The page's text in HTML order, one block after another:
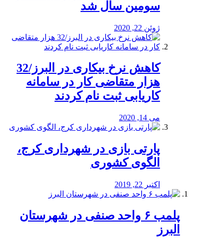
سومین سال شد
ژوئن 22, 2020
کاهش نرخ بیکاری در البرز/32
هزار متقاضی کار در سامانه
کاریابی ثبت نام کردند
می 14, 2020
پارتی بازی در شهرداری کرج،
الگوی کشوری
اکتبر 22, 2019
پلمب ۶ واحد صنفی در شهرستان
البرز